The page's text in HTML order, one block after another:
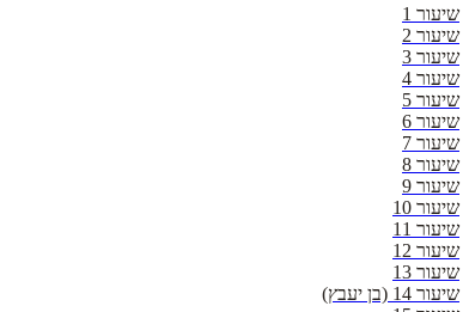
שיעור 1
שיעור 2
שיעור 3
שיעור 4
שיעור 5
שיעור 6
שיעור 7
שיעור 8
שיעור 9
שיעור 10
שיעור 11
שיעור 12
שיעור 13
שיעור 14 (בן יעבץ)